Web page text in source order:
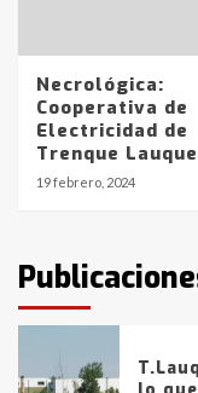
Necrológica:
Cooperativa de
Electricidad de
Trenque
19 febrero, 2024
La
con
de la
tarde